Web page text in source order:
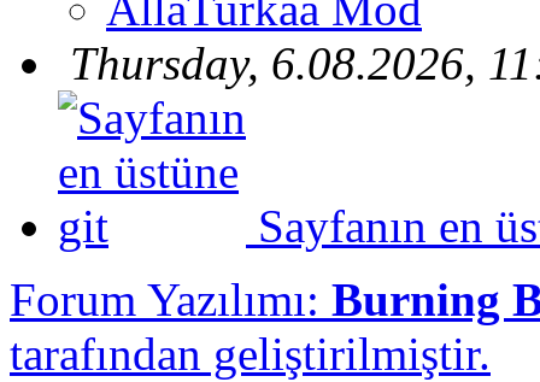
Thursday, 6.08.2026,
Sayfanın en
Forum Yazılımı: Burning
tarafından geliştirilmiştir.